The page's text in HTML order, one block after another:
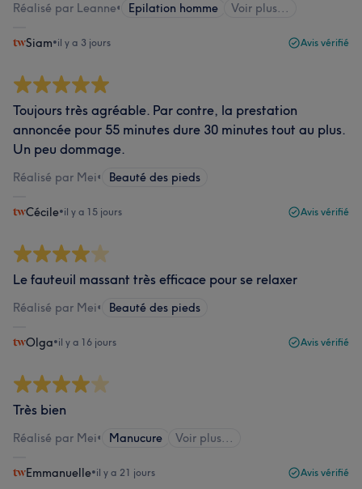
Réalisé par Leanne• Epilation homme Voir plus...
Siam•il y a 3 jours Avis vérifié
Toujours très agréable. Par contre, la prestation
annoncée pour 55 minutes dure 30 minutes tout au plus.
Un peu dommage.
Réalisé par Mei• Beauté des pieds
Cécile•il y a 15 jours Avis vérifié
Le fauteuil massant très efficace pour se relaxer
Réalisé par Mei• Beauté des pieds
Olga•il y a 16 jours Avis vérifié
Très bien
Réalisé par Mei• Manucure Voir plus...
Emmanuelle•il y a 21 jours Avis vérifié